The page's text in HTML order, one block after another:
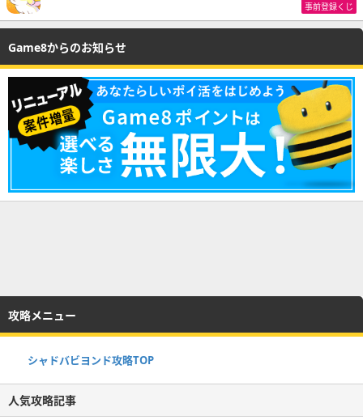
事前登録くじ
Game8からのお知らせ
攻略メニュー
シャドバビヨンド攻略TOP
人気攻略記事